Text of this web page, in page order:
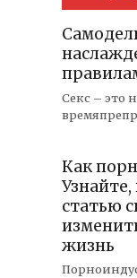
Секс – это
Как
Узнайте,
статью
жизнь